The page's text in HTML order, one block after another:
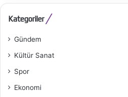
Kategoriler
Gündem
Kültür Sanat
Spor
Ekonomi